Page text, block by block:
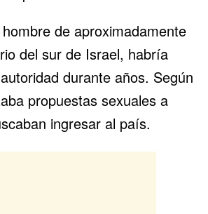
de aproximadamente
del sur de Israel, habría
durante años. Según
propuestas sexuales a
ingresar al país.